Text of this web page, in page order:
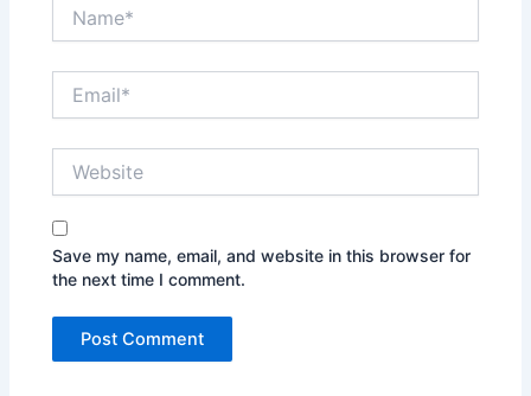
Save my name, email, and website in this browser for
the next time I comment.